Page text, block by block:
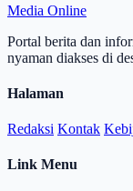
Media Online
Portal berita dan
nyaman diakses di
Halaman
Redaksi Kontak
Link Menu